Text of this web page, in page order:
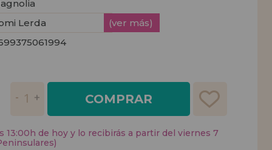
Lerda
(ver más)
COMPRAR
13:00h de hoy y lo recibirás a partir del viernes 7